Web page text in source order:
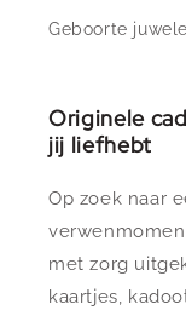
Geboorte
Originele
jij liefhebt
Op zoek naar
met zorg
kaartjes,